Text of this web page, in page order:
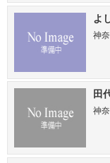
よ
神
田
神